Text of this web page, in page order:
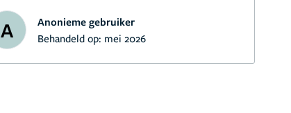
A
Anonieme gebruiker
Behandeld op: mei 2026